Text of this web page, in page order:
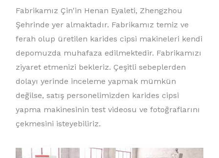
Fabrikamız Çin'in Henan Eyaleti, Zhengzhou
Şehrinde yer almaktadır. Fabrikamız temiz ve
ferah olup üretilen karides cipsi makineleri kendi
depomuzda muhafaza edilmektedir. Fabrikamızı
ziyaret etmenizi bekleriz. Çeşitli sebeplerden
dolayı yerinde inceleme yapmak mümkün
değilse, satış personelimizden karides cipsi
yapma makinesinin test videosu ve fotoğraflarını
çekmesini isteyebiliriz.